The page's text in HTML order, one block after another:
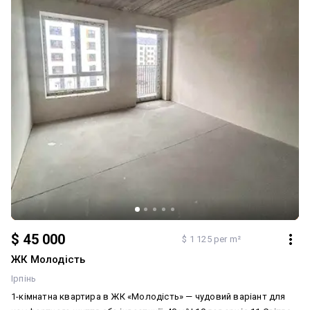
задоволенням підберу найкращий варіант саме для вас
Додатково: Система опалення: Індивідуальне газове.
Меблювання: Ні. Мультимедіа: Кабельне, цифрове ТБ, Без
мультимедіа, Супутникове ТБ, Швидкісний інтернет, Телевізор,
Wi-Fi. Комфорт: Відеоспостереження, Балкон, лоджія,
Паркувальне місце, Охорона території. Комунікації:
Асфальтована дорога, Центральна каналізація, Електрика, Вивіз
відходів, Газ, Центральний водопровід
$ 45 000 $ 1 125 per m²
ЖК Молодість
Ірпінь
1-кімнатна квартира в ЖК «Молодість» — чудовий варіант для